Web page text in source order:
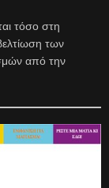
τόσο στη
των
από την